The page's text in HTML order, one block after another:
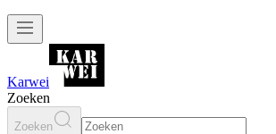
Karwei
Zoeken
Zoeken